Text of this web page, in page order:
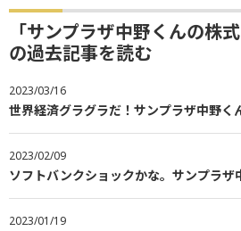
「サンプラザ中野くんの株
の過去記事を読む
2023/03/16
世界経済グラグラだ！サンプラザ中野く
2023/02/09
ソフトバンクショックかな。サンプラザ
2023/01/19